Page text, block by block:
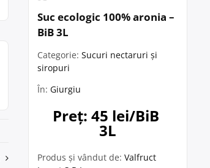
Suc ecologic 100% aronia –
BiB 3L
Categorie: Sucuri nectaruri și
siropuri
În: Giurgiu
Preț: 45 lei/BiB
3L
Produs și vândut de: Valfruct